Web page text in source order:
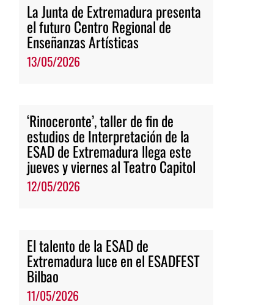
La Junta de Extremadura presenta
el futuro Centro Regional de
Enseñanzas Artísticas
13/05/2026
‘Rinoceronte’, taller de fin de
estudios de Interpretación de la
ESAD de Extremadura llega este
jueves y viernes al Teatro Capitol
12/05/2026
El talento de la ESAD de
Extremadura luce en el ESADFEST
Bilbao
11/05/2026